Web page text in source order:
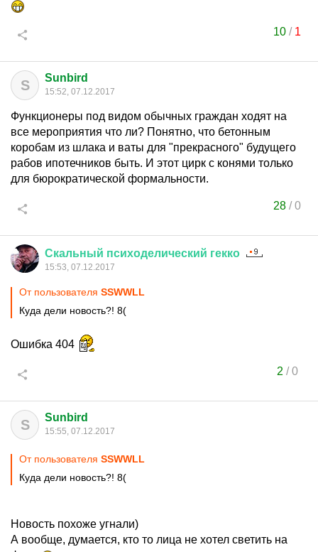
10 / 1
S Sunbird
15:52, 07.12.2017
Функционеры под видом обычных граждан ходят на
все мероприятия что ли? Понятно, что бетонным
коробам из шлака и ваты для "прекрасного" будущего
рабов ипотечников быть. И этот цирк с конями только
для бюрократической формальности.
28 /0
Скальный психоделический гекко
15:53, 07.12.2017
От пользователя SSWWLL
Куда дели новость?! 8(
Ошибка 404
2 /0
S Sunbird
15:55, 07.12.2017
От пользователя SSWWLL
Куда дели новость?! 8(
Новость похоже угнали)
А вообще, думается, кто то лица не хотел светить на